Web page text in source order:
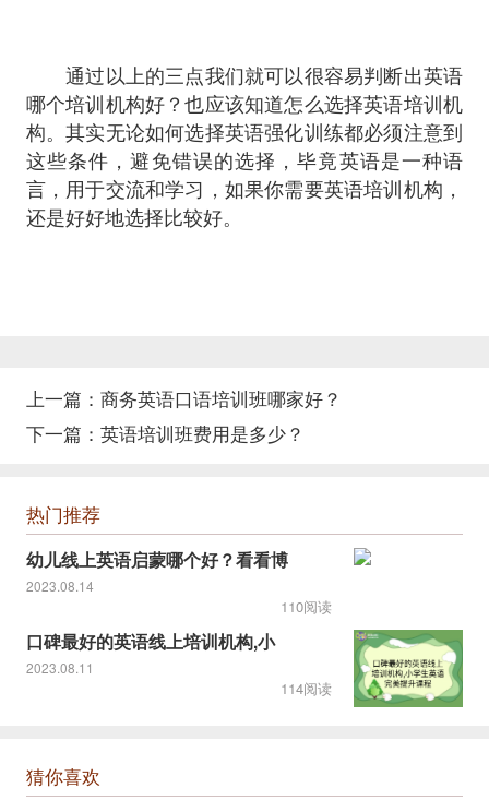
通过以上的三点我们就可以很容易判断出英语
哪个培训机构好？也应该知道怎么选择英语培训机
构。其实无论如何选择英语强化训练都必须注意到
这些条件，避免错误的选择，毕竟英语是一种语
言，用于交流和学习，如果你需要英语培训机构，
还是好好地选择比较好。
上一篇： 商务英语口语培训班哪家好？
下一篇： 英语培训班费用是多少？
热门推荐
幼儿线上英语启蒙哪个好？看看博
2023.08.14
110阅读
口碑最好的英语线上培训机构,小
2023.08.11
114阅读
猜你喜欢